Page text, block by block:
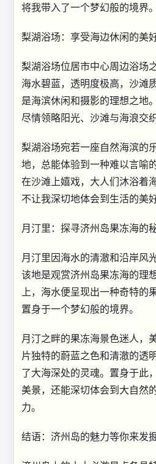
将我带入了一个梦幻般的境界。
梨湖浴场：享受海边休闲的美
梨湖浴场位居市中心周边浴场
海水碧蓝，透明度极高，沙滩
是海滨休闲和摄影的理想之地
尽情领略阳光、沙滩与海浪交
梨湖浴场宛若一座自然海滨的
地，总能体验到一种难以言喻
在沙滩上嬉戏，大人们沐浴着
不让我深切地体会到生活的美好
月汀里：探寻济州岛果冻海的
月汀里因海水的清澈和沿岸风
该地是观赏济州岛果冻海的理
上，海水便呈现出一种奇特的
置身于一个梦幻般的境界。
月汀之畔的果冻海景色迷人，
片独特的蔚蓝之色和清澈的透
了大海深处的灵魂。置身于此
美景，还能深切体会到大自然
力。
结语：济州岛的魅力等你来发